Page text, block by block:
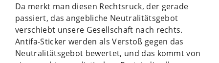
Da merkt man diesen Rechtsruck, der gerade
passiert, das angebliche Neutralitätsgebot
verschiebt unsere Gesellschaft nach rechts.
Antifa-Sticker werden als Verstoß gegen das
Neutralitätsgebot bewertet, und das kommt von